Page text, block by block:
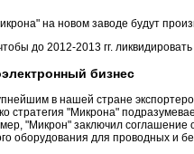
на новом заводе будут
до 2012-2013 гг.
бизнес
в нашей стране
стратегия "Микрона"
"Микрон" заключил соглашение
оборудования для проводных и